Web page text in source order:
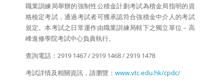
職業訓練局舉辦的強制性公積金計劃考試為積金局指明的資
格檢定考試，通過考試者可獲承認符合強積金中介人的考試
規定。本考試之日常運作由職業訓練局轄下之獨立單位－高
峰進修學院考試中心負責執行。
查詢電話：2919 1467 / 2919 1468 / 2919 1478
考試詳情及相關資訊，請瀏覽： www.vtc.edu.hk/cpdc/